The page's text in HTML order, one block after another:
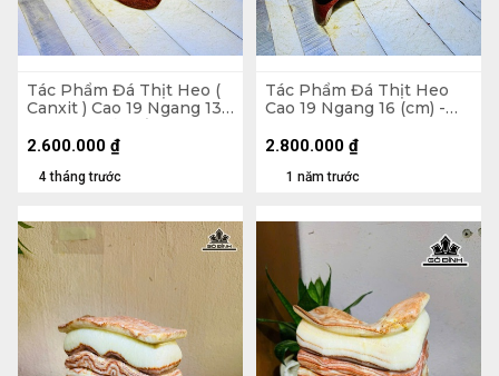
Tác Phẩm Đá Thịt Heo (
Canxit ) Cao 19 Ngang 13
4 tháng trước
2.600.000 ₫
Tác Phẩm Đá Thịt Heo
Cao 19 Ngang 16 (cm) -
1 năm trước
2.800.000 ₫